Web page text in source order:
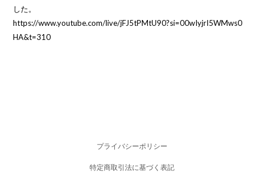
した。
https://www.youtube.com/live/jFJ5tPMtU90?si=00wIyjrI5WMws0
HA&t=310
プライバシーポリシー
特定商取引法に基づく表記